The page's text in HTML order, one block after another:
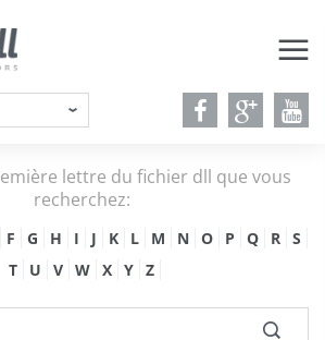
lettre du fichier dll que vous
recherchez:
F G H I J K L M N O P Q R
S
T
U V W X Y Z